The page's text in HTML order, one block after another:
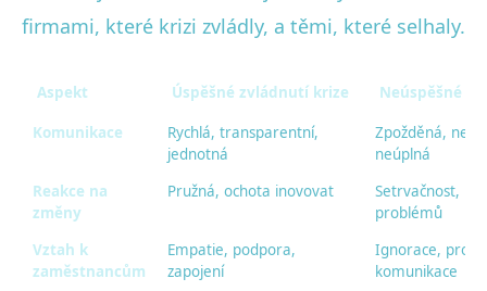
firmami, které krizi zvládly, a těmi, které selhaly.
Aspekt Úspěšné zvládnutí krize Neúspěšné
Komunikace
Rychlá, transparentní,
jednotná
Zpožděná,
neúplná
Reakce na
změny
Pružná, ochota inovovat
Setrvačnost,
problémů
Vztah k
zaměstnancům
Empatie, podpora,
zapojení
Ignorace,
komunikace